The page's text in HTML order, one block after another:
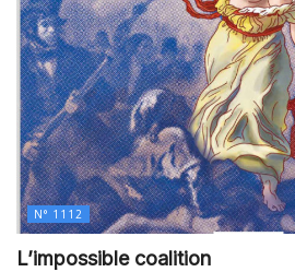
N° 1112
L’impossible coalition